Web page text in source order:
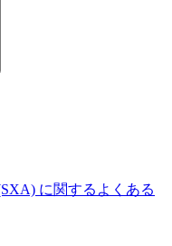
(SXA) に関するよくある